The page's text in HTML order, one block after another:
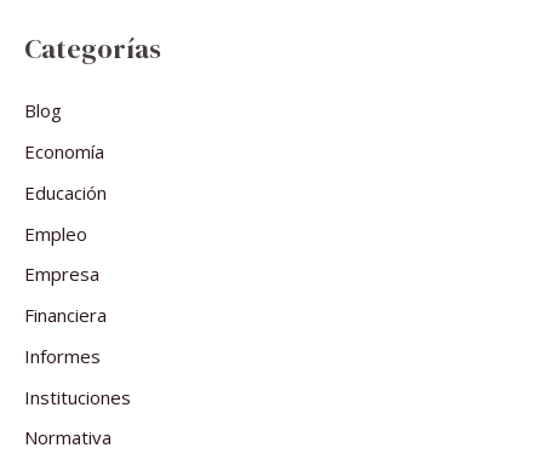
Categorías
Blog
Economía
Educación
Empleo
Empresa
Financiera
Informes
Instituciones
Normativa